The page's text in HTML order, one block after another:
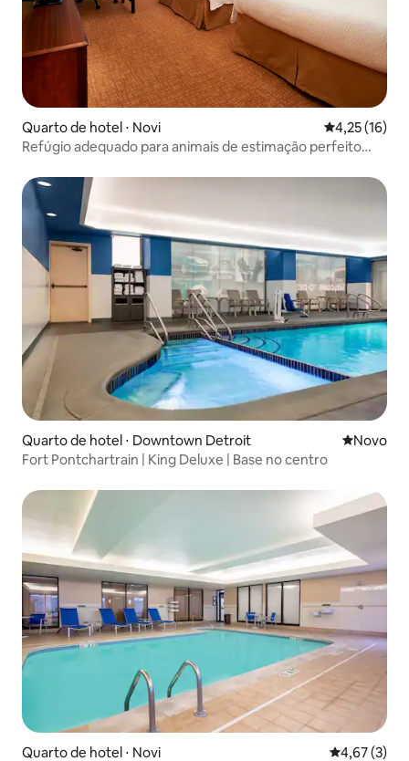
Quarto de hotel ⋅ Novi 4,25 de uma
4,25 (16)
Refúgio adequado para animais de estimação perfeito
Quarto de hotel ⋅ Downtown Detroit Novo
Novo
Fort Pontchartrain | King Deluxe | Base no centro
Quarto de hotel ⋅ Novi 4,67 de
4,67 (3)